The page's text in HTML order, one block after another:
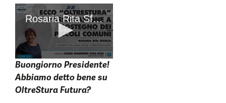
Buongiorno Presidente!
Abbiamo detto bene su
OltreStura Futura?